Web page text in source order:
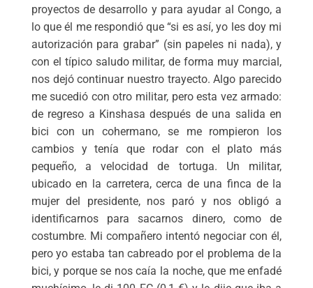
proyectos de desarrollo y para ayudar al Congo, a
lo que él me respondió que “si es así, yo les doy mi
autorización para grabar” (sin papeles ni nada), y
con el típico saludo militar, de forma muy marcial,
nos dejó continuar nuestro trayecto. Algo parecido
me sucedió con otro militar, pero esta vez armado:
de regreso a Kinshasa después de una salida en
bici con un cohermano, se me rompieron los
cambios y tenía que rodar con el plato más
pequeño, a velocidad de tortuga. Un militar,
ubicado en la carretera, cerca de una finca de la
mujer del presidente, nos paró y nos obligó a
identificarnos para sacarnos dinero, como de
costumbre. Mi compañero intentó negociar con él,
pero yo estaba tan cabreado por el problema de la
bici, y porque se nos caía la noche, que me enfadé